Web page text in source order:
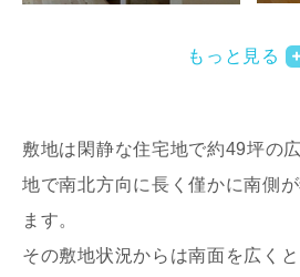
写真
もっと見る
敷地は閑静な住宅地で約49坪の
地で南北方向に長く僅かに南側
ます。
その敷地状況からは南面を広く